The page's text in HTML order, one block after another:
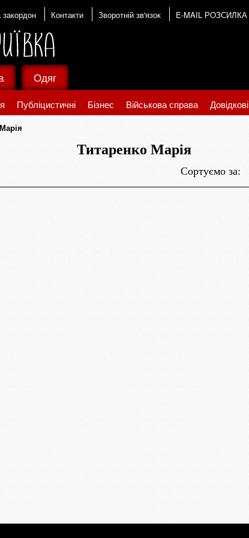
Контакти Зворотній зв'язок E-MAIL РОЗСИЛКА
Публіцистичні Бізнес Військова справа Довідкові
Одяг
Титаренко Марія
Сортуємо за: